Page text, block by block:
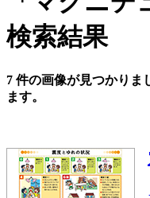
検索結果
7 件の画像が見つかりま
ます。